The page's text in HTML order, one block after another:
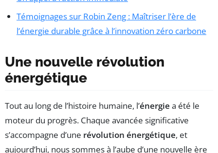
Témoignages sur Robin Zeng : Maîtriser l’ère de
l’énergie durable grâce à l’innovation zéro carbone
Une nouvelle révolution
énergétique
Tout au long de l’histoire humaine, l’énergie a été le
moteur du progrès. Chaque avancée significative
s’accompagne d’une révolution énergétique, et
aujourd’hui, nous sommes à l’aube d’une nouvelle ère